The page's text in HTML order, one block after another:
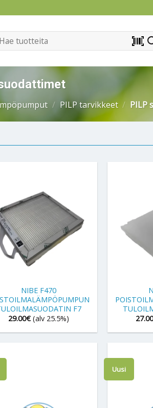
barcode_scanner
/ PILP tarvikkeet / PILP
NIBE F470
F7
29.00€ (alv 25.5%)
Uusi